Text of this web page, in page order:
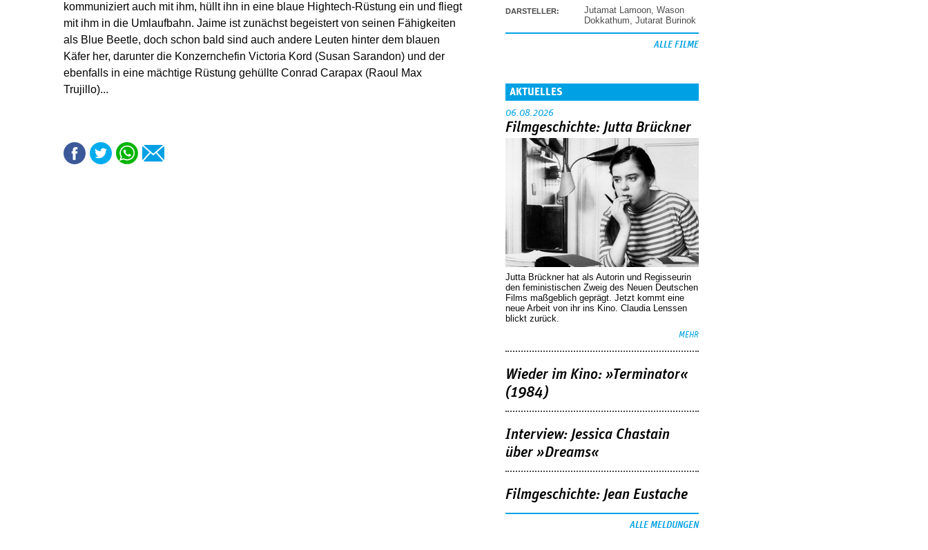
kommuniziert auch mit ihm, hüllt ihn in eine blaue Hightech-Rüstung ein und fliegt
mit ihm in die Umlaufbahn. Jaime ist zunächst begeistert von seinen Fähigkeiten
als Blue Beetle, doch schon bald sind auch andere Leuten hinter dem blauen
Käfer her, darunter die Konzernchefin Victoria Kord (Susan Sarandon) und der
ebenfalls in eine mächtige Rüstung gehüllte Conrad Carapax (Raoul Max
Trujillo)...
DARSTELLER: Jutamat Lamoon Wason
Dokkathum Jutarat Burinok
ALLE FILME
AKTUELLES
06.08.2026
Filmgeschichte: Jutta Brückner
Jutta Brückner hat als Autorin und Regisseurin
den feministischen Zweig des Neuen Deutschen
Films maßgeblich geprägt. Jetzt kommt eine
neue Arbeit von ihr ins Kino. Claudia Lenssen
blickt zurück.
MEHR
Wieder im Kino: »Terminator«
(1984)
Interview: Jessica Chastain
über »Dreams«
Filmgeschichte: Jean Eustache
ALLE MELDUNGEN